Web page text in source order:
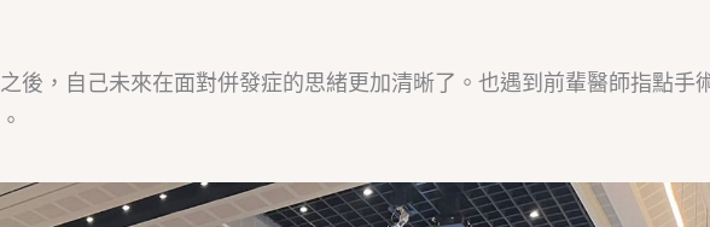
後，自己未來在面對併發症的思緒更加清晰了。也遇到前輩醫師指點手